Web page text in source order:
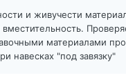
и живучести
материалами
навесках "под завязку"